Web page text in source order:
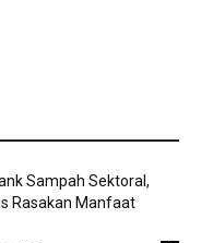
Sampah Sektoral,
Rasakan Manfaat